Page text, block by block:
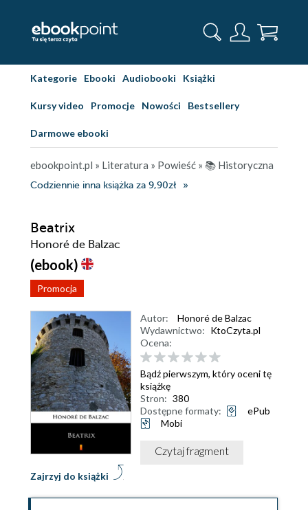
Kategorie Ebooki Audiobooki Książki
Kursy video Promocje Nowości Bestsellery
Darmowe ebooki
ebookpoint.pl » Literatura » Powieść » 📚 Historyczna
Codziennie inna książka za 9,90zł
Beatrix
Honoré de Balzac
(ebook)
Promocja
Zajrzyj do książki
Autor:
Honoré de Balzac
Wydawnictwo: KtoCzyta.pl
Ocena:
Bądź pierwszym, który oceni tę
książkę
Stron: 380
Dostępne formaty:
ePub
Mobi
Czytaj fragment